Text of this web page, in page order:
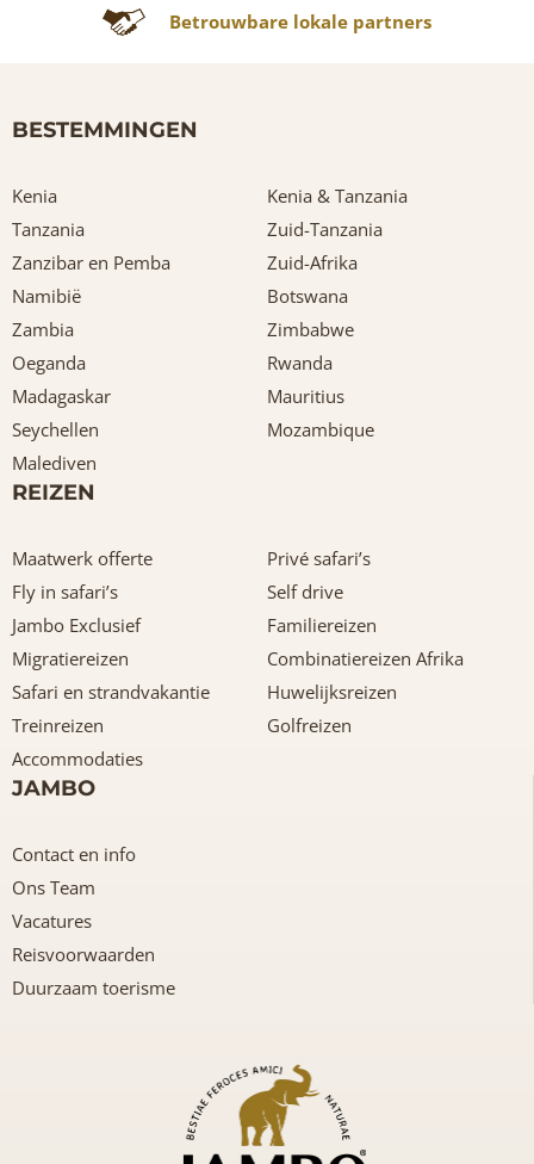
Betrouwbare lokale partners
BESTEMMINGEN
Kenia
Kenia & Tanzania
Tanzania
Zuid-Tanzania
Zanzibar en Pemba
Zuid-Afrika
Namibië
Botswana
Zambia
Zimbabwe
Oeganda
Rwanda
Madagaskar
Mauritius
Seychellen
Mozambique
Malediven
REIZEN
Maatwerk offerte
Privé safari’s
Fly in safari’s
Self drive
Jambo Exclusief
Familiereizen
Migratiereizen
Combinatiereizen Afrika
Safari en strandvakantie
Huwelijksreizen
Treinreizen
Golfreizen
Accommodaties
JAMBO
Contact en info
Ons Team
Vacatures
Reisvoorwaarden
Duurzaam toerisme